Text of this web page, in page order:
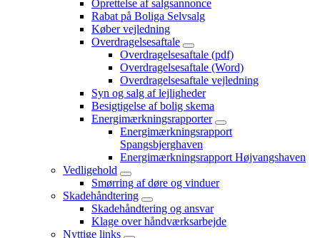
Oprettelse af salgsannonce
Rabat på Boliga Selvsalg
Køber vejledning
Overdragelsesaftale
Overdragelsesaftale (pdf)
Overdragelsesaftale (Word)
Overdragelsesaftale vejledning
Syn og salg af lejligheder
Besigtigelse af bolig skema
Energimærkningsrapporter
Energimærkningsrapport
Spangsbjerghaven
Energimærkningsrapport Højvangshaven
Vedligehold
Smørring af døre og vinduer
Skadehåndtering
Skadehåndtering og ansvar
Klage over håndværksarbejde
Nyttige links